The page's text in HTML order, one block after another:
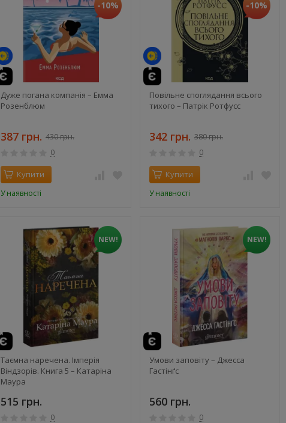
-10%
Дуже погана компанія – Емма
Розенблюм
387 грн. 430 грн.
0
Купити
У наявності
-10%
Повільне споглядання всього
тихого – Патрік Ротфусс
342 грн. 380 грн.
0
Купити
У наявності
NEW!
Таємна наречена. Імперія
Віндзорів. Книга 5 – Катаріна
Маура
515 грн.
0
NEW!
Умови заповіту – Джесса
Гастінґс
560 грн.
0